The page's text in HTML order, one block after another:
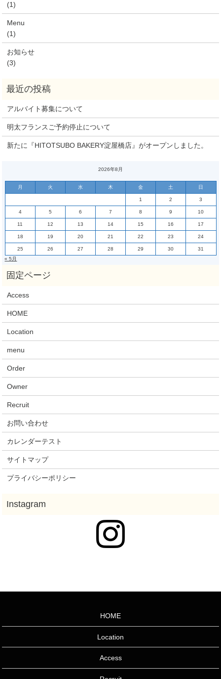
(1)
Menu
(1)
お知らせ
(3)
アルバイト募集について
明太フランスご予約停止について
新たに『HITOTSUBO BAKERY淀屋橋店』がオープンしました。
2026年8月
月 火 水 木 金 土 日
1 2 3
4 5 6 7 8 9 10
11 12 13 14 15 16 17
18 19 20 21 22 23 24
25 26 27 28 29 30
31
« 5月
Access
HOME
Location
menu
Order
Owner
Recruit
お問い合わせ
カレンダーテスト
サイトマップ
プライバシーポリシー
HOME
Location
Access